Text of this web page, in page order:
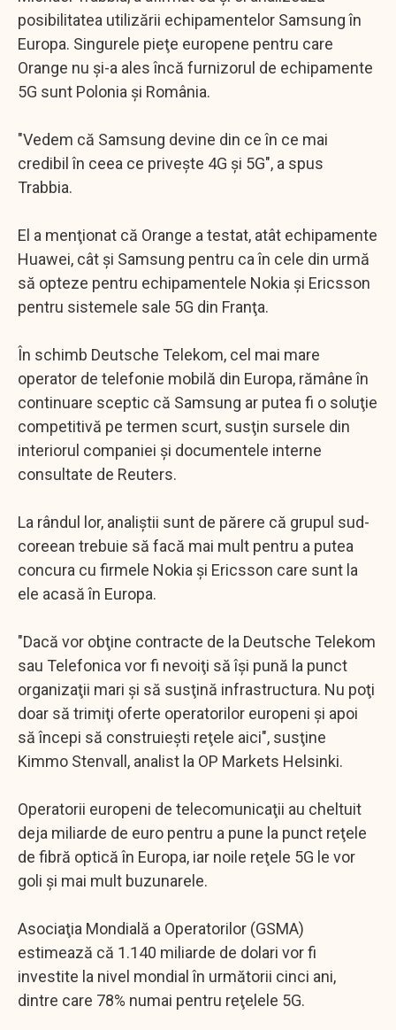
posibilitatea utilizării echipamentelor Samsung în
Europa. Singurele pieţe europene pentru care
Orange nu şi-a ales încă furnizorul de echipamente
5G sunt Polonia şi România.
"Vedem că Samsung devine din ce în ce mai
credibil în ceea ce priveşte 4G şi 5G", a spus
Trabbia.
El a menţionat că Orange a testat, atât echipamente
Huawei, cât şi Samsung pentru ca în cele din urmă
să opteze pentru echipamentele Nokia şi Ericsson
pentru sistemele sale 5G din Franţa.
În schimb Deutsche Telekom, cel mai mare
operator de telefonie mobilă din Europa, rămâne în
continuare sceptic că Samsung ar putea fi o soluţie
competitivă pe termen scurt, susţin sursele din
interiorul companiei şi documentele interne
consultate de Reuters.
La rândul lor, analiştii sunt de părere că grupul sud-
coreean trebuie să facă mai mult pentru a putea
concura cu firmele Nokia şi Ericsson care sunt la
ele acasă în Europa.
"Dacă vor obţine contracte de la Deutsche Telekom
sau Telefonica vor fi nevoiţi să îşi pună la punct
organizaţii mari şi să susţină infrastructura. Nu poţi
doar să trimiţi oferte operatorilor europeni şi apoi
să începi să construieşti reţele aici", susţine
Kimmo Stenvall, analist la OP Markets Helsinki.
Operatorii europeni de telecomunicaţii au cheltuit
deja miliarde de euro pentru a pune la punct reţele
de fibră optică în Europa, iar noile reţele 5G le vor
goli şi mai mult buzunarele.
Asociaţia Mondială a Operatorilor (GSMA)
estimează că 1.140 miliarde de dolari vor fi
investite la nivel mondial în următorii cinci ani,
dintre care 78% numai pentru reţelele 5G.